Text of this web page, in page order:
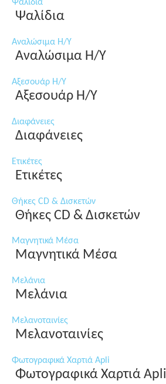
Ψαλίδια
Ψαλίδια
Αναλώσιμα Η/Υ
Αναλώσιμα Η/Υ
Αξεσουάρ Η/Υ
Αξεσουάρ Η/Υ
Διαφάνειες
Διαφάνειες
Ετικέτες
Ετικέτες
Θήκες CD & Δισκετών
Θήκες CD & Δισκετών
Μαγνητικά Μέσα
Μαγνητικά Μέσα
Μελάνια
Μελάνια
Μελανοταινίες
Μελανοταινίες
Φωτογραφικά Χαρτιά Apli
Φωτογραφικά Χαρτιά Apli